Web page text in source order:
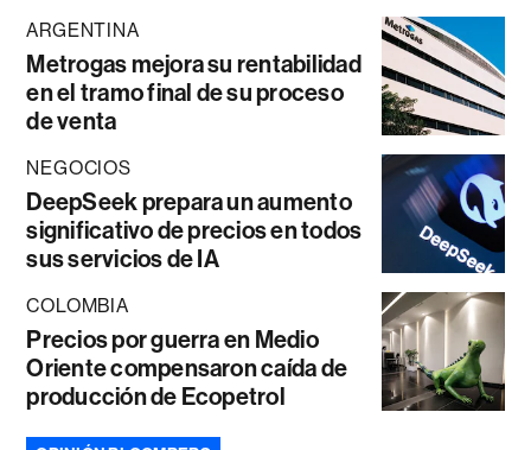
ARGENTINA
Metrogas mejora su rentabilidad
en el tramo final de su proceso
de venta
NEGOCIOS
DeepSeek prepara un aumento
significativo de precios en todos
sus servicios de IA
COLOMBIA
Precios por guerra en Medio
Oriente compensaron caída de
producción de Ecopetrol